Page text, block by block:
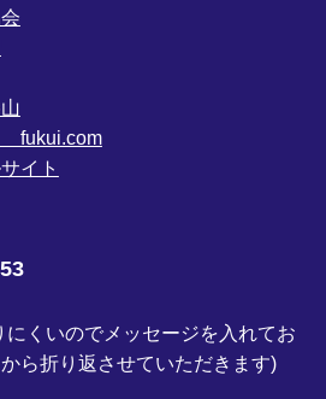
fukui.com
イト
くいのでメッセージを入れてお
ら折り返させていただきます)